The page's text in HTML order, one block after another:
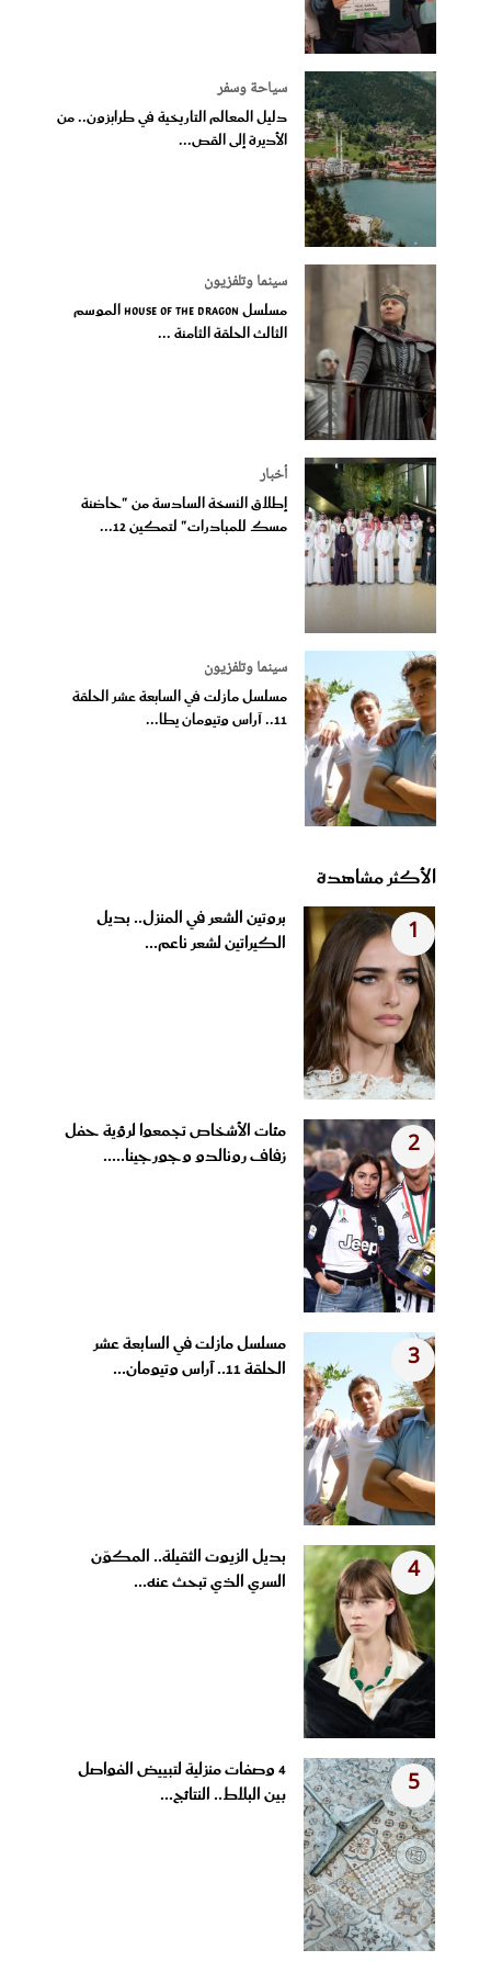
سياحة وسفر
دليل المعالم التاريخية في طرابزون.. من
الأديرة إلى القص...
سينما وتلفزيون
مسلسل House of the Dragon الموسم
الثالث الحلقة الثامنة ...
أخبار
إطلاق النسخة السادسة من "حاضنة
مسك للمبادرات" لتمكين 12...
سينما وتلفزيون
مسلسل مازلت في السابعة عشر الحلقة
11.. آراس وتيومان يطا...
الأكثر مشاهدة
1
بروتين الشعر في المنزل.. بديل
الكيراتين لشعر ناعم...
2
مئات الأشخاص تجمعوا لرؤية حفل
زفاف رونالدو وجورجينا.....
3
مسلسل مازلت في السابعة عشر
الحلقة 11.. آراس وتيومان...
4
بديل الزيوت الثقيلة.. المكوّن
السري الذي تبحث عنه...
5
4 وصفات منزلية لتبييض الفواصل
بين البلاط.. النتائج...